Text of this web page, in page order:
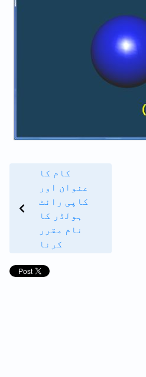
کام کا
عنوان اور
کاپی رائٹ
ہولڈر کا
نام مقرر
کرنا